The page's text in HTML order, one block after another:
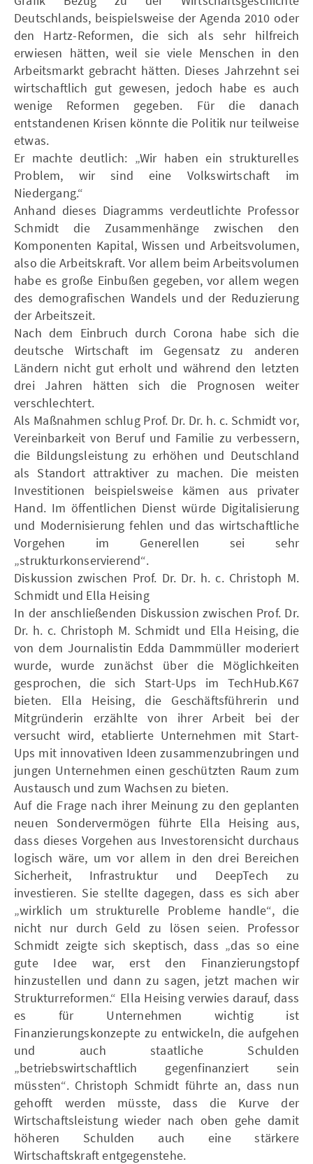
Deutschlands, beispielsweise der Agenda 2010 oder
den Hartz-Reformen, die sich als sehr hilfreich
erwiesen hätten, weil sie viele Menschen in den
Arbeitsmarkt gebracht hätten. Dieses Jahrzehnt sei
wirtschaftlich gut gewesen, jedoch habe es auch
wenige Reformen gegeben. Für die danach
entstandenen Krisen könnte die Politik nur teilweise
etwas.
Er machte deutlich: „Wir haben ein strukturelles
Problem, wir sind eine Volkswirtschaft im
Niedergang.“
Anhand dieses Diagramms verdeutlichte Professor
Schmidt die Zusammenhänge zwischen den
Komponenten Kapital, Wissen und Arbeitsvolumen,
also die Arbeitskraft. Vor allem beim Arbeitsvolumen
habe es große Einbußen gegeben, vor allem wegen
des demografischen Wandels und der Reduzierung
der Arbeitszeit.
Nach dem Einbruch durch Corona habe sich die
deutsche Wirtschaft im Gegensatz zu anderen
Ländern nicht gut erholt und während den letzten
drei Jahren hätten sich die Prognosen weiter
verschlechtert.
Als Maßnahmen schlug Prof. Dr. Dr. h. c. Schmidt vor,
Vereinbarkeit von Beruf und Familie zu verbessern,
die Bildungsleistung zu erhöhen und Deutschland
als Standort attraktiver zu machen. Die meisten
Investitionen beispielsweise kämen aus privater
Hand. Im öffentlichen Dienst würde Digitalisierung
und Modernisierung fehlen und das wirtschaftliche
Vorgehen im Generellen sei sehr
„strukturkonservierend“.
Diskussion zwischen Prof. Dr. Dr. h. c. Christoph M.
Schmidt und Ella Heising
In der anschließenden Diskussion zwischen Prof. Dr.
Dr. h. c. Christoph M. Schmidt und Ella Heising, die
von dem Journalistin Edda Dammmüller moderiert
wurde, wurde zunächst über die Möglichkeiten
gesprochen, die sich Start-Ups im TechHub.K67
bieten. Ella Heising, die Geschäftsführerin und
Mitgründerin erzählte von ihrer Arbeit bei der
versucht wird, etablierte Unternehmen mit Start-
Ups mit innovativen Ideen zusammenzubringen und
jungen Unternehmen einen geschützten Raum zum
Austausch und zum Wachsen zu bieten.
Auf die Frage nach ihrer Meinung zu den geplanten
neuen Sondervermögen führte Ella Heising aus,
dass dieses Vorgehen aus Investorensicht durchaus
logisch wäre, um vor allem in den drei Bereichen
Sicherheit, Infrastruktur und DeepTech zu
investieren. Sie stellte dagegen, dass es sich aber
„wirklich um strukturelle Probleme handle“, die
nicht nur durch Geld zu lösen seien. Professor
Schmidt zeigte sich skeptisch, dass „das so eine
gute Idee war, erst den Finanzierungstopf
hinzustellen und dann zu sagen, jetzt machen wir
Strukturreformen.“ Ella Heising verwies darauf, dass
es für Unternehmen wichtig ist
Finanzierungskonzepte zu entwickeln, die aufgehen
und auch staatliche Schulden
„betriebswirtschaftlich gegenfinanziert sein
müssten“. Christoph Schmidt führte an, dass nun
gehofft werden müsste, dass die Kurve der
Wirtschaftsleistung wieder nach oben gehe damit
höheren Schulden auch eine stärkere
Wirtschaftskraft entgegenstehe.